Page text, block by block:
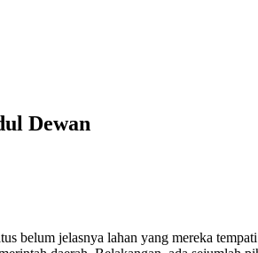
Dewan
belum jelasnya lahan yang mereka